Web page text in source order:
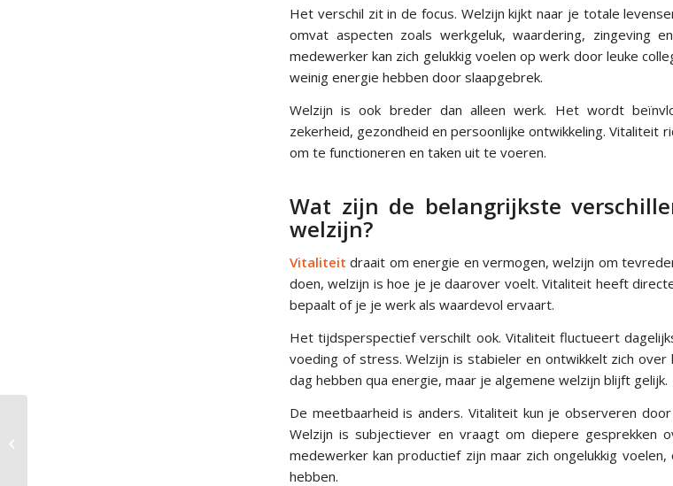
Het verschil zit in de focus. Welzijn kijkt naar je totale
omvat aspecten zoals werkgeluk, waardering, zingeving
medewerker kan zich gelukkig voelen op werk door leuke
weinig energie hebben door slaapgebrek.
Welzijn is ook breder dan alleen werk. Het wordt
zekerheid, gezondheid en persoonlijke ontwikkeling. Vitaliteit
om te functioneren en taken uit te voeren.
Wat zijn de belangrijkste
welzijn?
Vitaliteit draait om energie en vermogen, welzijn om
doen, welzijn is hoe je je daarover voelt. Vitaliteit heeft
bepaalt of je je werk als waardevol ervaart.
Het tijdsperspectief verschilt ook. Vitaliteit fluctueert
voeding of stress. Welzijn is stabieler en ontwikkelt zich over
dag hebben qua energie, maar je algemene welzijn blijft gelijk.
De meetbaarheid is anders. Vitaliteit kun je observeren
Welzijn is subjectiever en vraagt om diepere gesprekken
medewerker kan productief zijn maar zich ongelukkig
hebben.